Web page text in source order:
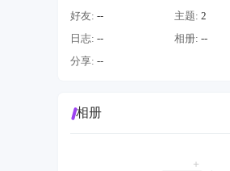
好友: -- 主题:2
日志: -- 相册:--
分享: --
相册